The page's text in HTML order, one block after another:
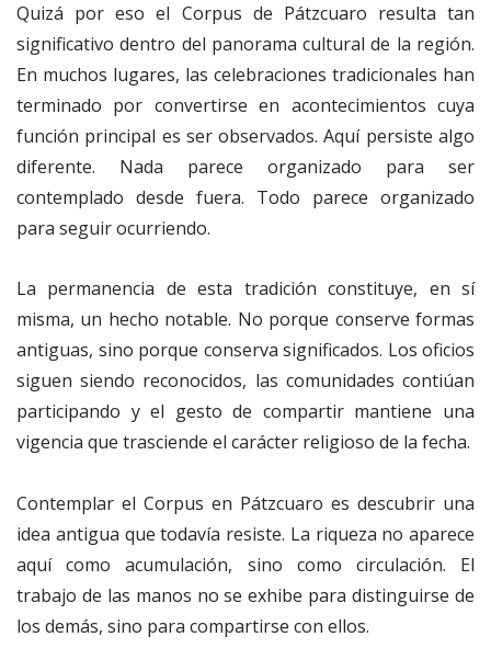
Quizá por eso el Corpus de Pátzcuaro resulta tan
significativo dentro del panorama cultural de la región.
En muchos lugares, las celebraciones tradicionales han
terminado por convertirse en acontecimientos cuya
función principal es ser observados. Aquí persiste algo
diferente. Nada parece organizado para ser
contemplado desde fuera. Todo parece organizado
para seguir ocurriendo.
La permanencia de esta tradición constituye, en sí
misma, un hecho notable. No porque conserve formas
antiguas, sino porque conserva significados. Los oficios
siguen siendo reconocidos, las comunidades contiúan
participando y el gesto de compartir mantiene una
vigencia que trasciende el carácter religioso de la fecha.
Contemplar el Corpus en Pátzcuaro es descubrir una
idea antigua que todavía resiste. La riqueza no aparece
aquí como acumulación, sino como circulación. El
trabajo de las manos no se exhibe para distinguirse de
los demás, sino para compartirse con ellos.